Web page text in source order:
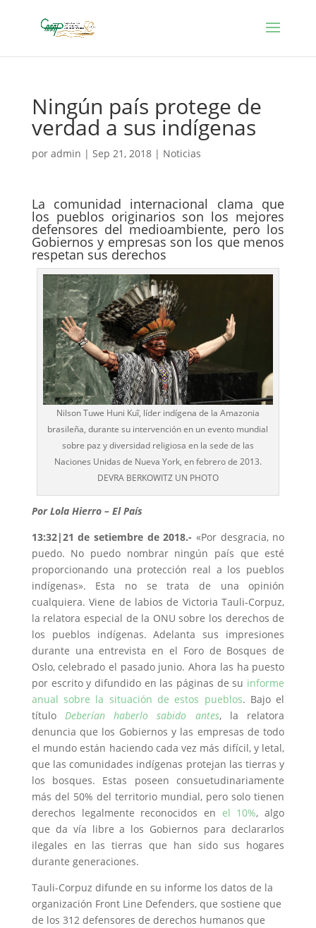
Ningún país protege de
verdad a sus indígenas
por admin | Sep 21, 2018| Noticias
La comunidad internacional clama que
los pueblos originarios son los mejores
defensores del medioambiente, pero los
Gobiernos y empresas son los que menos
respetan sus derechos
Nilson Tuwe Huni Kuĩ, líder indígena de la Amazonia
brasileña, durante su intervención en un evento mundial
sobre paz y diversidad religiosa en la sede de las
Naciones Unidas de Nueva York, en febrero de 2013.
DEVRA BERKOWITZ UN PHOTO
Por Lola Hierro – El País
13:32|21 de setiembre de 2018.- «Por desgracia, no
puedo. No puedo nombrar ningún país que esté
proporcionando una protección real a los pueblos
indígenas». Esta no se trata de una opinión
cualquiera. Viene de labios de Victoria Tauli-Corpuz,
la relatora especial de la ONU sobre los derechos de
los pueblos indígenas. Adelanta sus impresiones
durante una entrevista en el Foro de Bosques de
Oslo, celebrado el pasado junio. Ahora las ha puesto
por escrito y difundido en las páginas de su informe
anual sobre la situación de estos pueblos. Bajo el
títuloDeberían haberlo sabido antes, la relatora
denuncia que los Gobiernos y las empresas de todo
el mundo están haciendo cada vez más difícil, y letal,
que las comunidades indígenas protejan las tierras y
los bosques. Estas poseen consuetudinariamente
más del 50% del territorio mundial, pero solo tienen
derechos legalmente reconocidos en el 10%, algo
que da vía libre a los Gobiernos para declararlos
ilegales en las tierras que han sido sus hogares
durante generaciones.
Tauli-Corpuz difunde en su informe los datos de la
organización Front Line Defenders, que sostiene que
de los 312 defensores de derechos humanos que